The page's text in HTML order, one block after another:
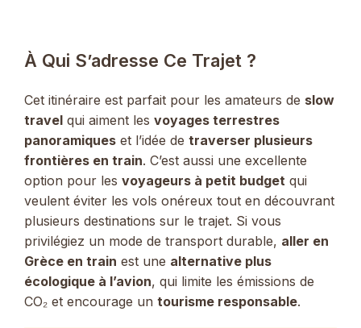
À Qui S’adresse Ce Trajet ?
Cet itinéraire est parfait pour les amateurs de slow
travel qui aiment les voyages terrestres
panoramiques et l’idée de traverser plusieurs
frontières en train. C’est aussi une excellente
option pour les voyageurs à petit budget qui
veulent éviter les vols onéreux tout en découvrant
plusieurs destinations sur le trajet. Si vous
privilégiez un mode de transport durable, aller en
Grèce en train est une alternative plus
écologique à l’avion, qui limite les émissions de
CO₂ et encourage un tourisme responsable.